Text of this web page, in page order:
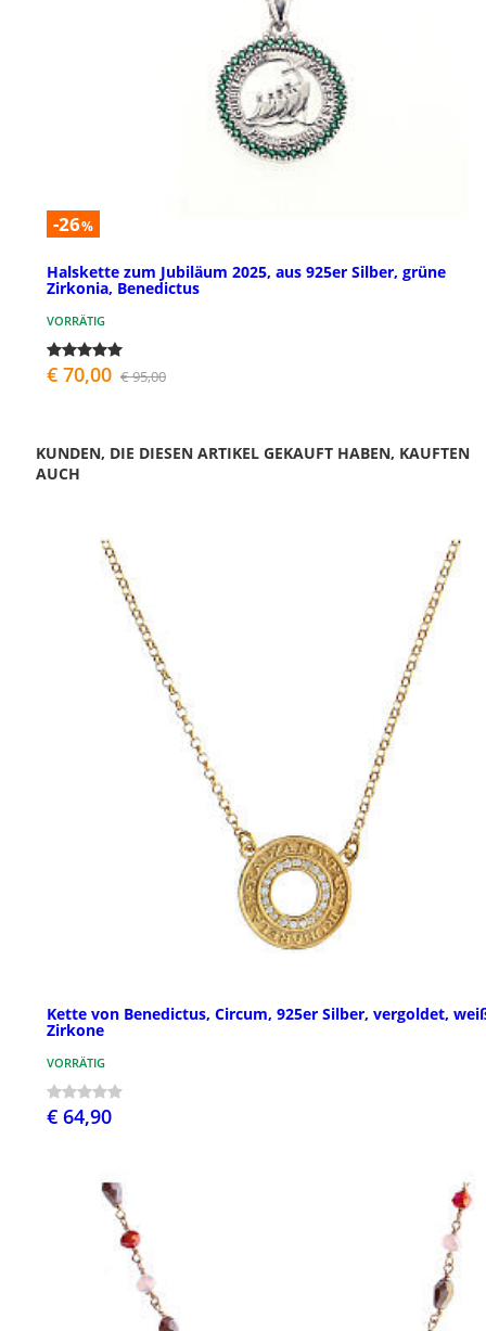
-26%
Halskette zum Jubiläum 2025, aus 925er Silber, grüne
Zirkonia, Benedictus
VORRÄTIG
€ 70,00 € 95,00
KUNDEN, DIE DIESEN ARTIKEL GEKAUFT HABEN, KAUFTEN
AUCH
Kette von Benedictus, Circum, 925er Silber, vergoldet,
Zirkone
VORRÄTIG
€ 64,90